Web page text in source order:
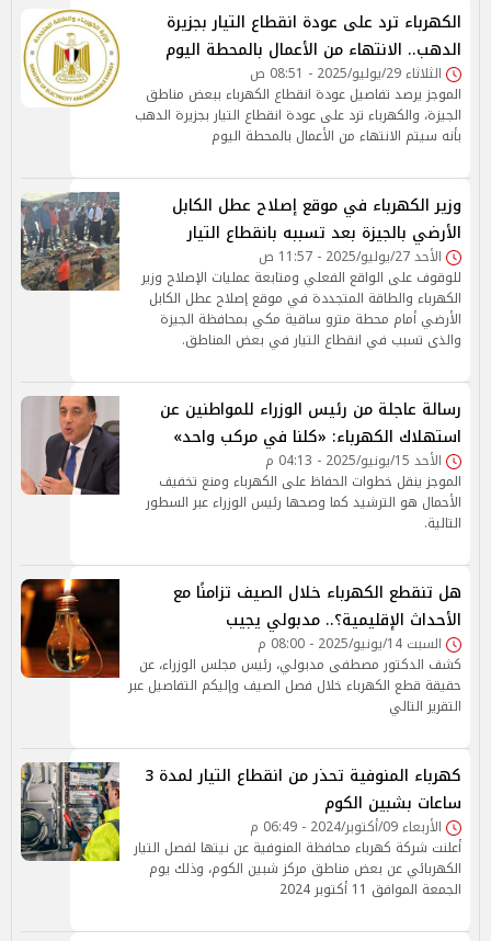
الكهرباء ترد على عودة انقطاع التيار بجزيرة
الدهب.. الانتهاء من الأعمال بالمحطة اليوم
الثلاثاء 29/يوليو/2025 - 08:51 ص
الموجز يرصد تفاصيل عودة انقطاع الكهرباء ببعض مناطق
الجيزة، والكهرباء ترد على عودة انقطاع التيار بجزيرة الدهب
بأنه سيتم الانتهاء من الأعمال بالمحطة اليوم
وزير الكهرباء في موقع إصلاح عطل الكابل
الأرضي بالجيزة بعد تسببه بانقطاع التيار
الأحد 27/يوليو/2025 - 11:57 ص
للوقوف على الواقع الفعلي ومتابعة عمليات الإصلاح وزير
الكهرباء والطاقة المتجددة في موقع إصلاح عطل الكابل
الأرضي أمام محطة مترو ساقية مكي بمحافظة الجيزة
والذى تسبب في انقطاع التيار في بعض المناطق.
رسالة عاجلة من رئيس الوزراء للمواطنين عن
استهلاك الكهرباء: «كلنا في مركب واحد»
الأحد 15/يونيو/2025 - 04:13 م
الموجز ينقل خطوات الحفاظ على الكهرباء ومنع تخفيف
الأحمال هو الترشيد كما وصحها رئيس الوزراء عبر السطور
التالية.
هل تنقطع الكهرباء خلال الصيف تزامنًا مع
الأحداث الإقليمية؟.. مدبولي يجيب
السبت 14/يونيو/2025 - 08:00 م
كشف الدكتور مصطفى مدبولي، رئيس مجلس الوزراء، عن
حقيقة قطع الكهرباء خلال فصل الصيف وإليكم التفاصيل عبر
التقرير التالي
كهرباء المنوفية تحذر من انقطاع التيار لمدة 3
ساعات بشبين الكوم
الأربعاء 09/أكتوبر/2024 - 06:49 م
أعلنت شركة كهرباء محافظة المنوفية عن نيتها لفصل التيار
الكهربائي عن بعض مناطق مركز شبين الكوم، وذلك يوم
الجمعة الموافق 11 أكتوبر 2024